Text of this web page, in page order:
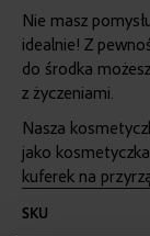
Nie masz
idealnie! Z
do środka
z życzeniami.
Nasza
jako
kuferek na
informacji
SKU